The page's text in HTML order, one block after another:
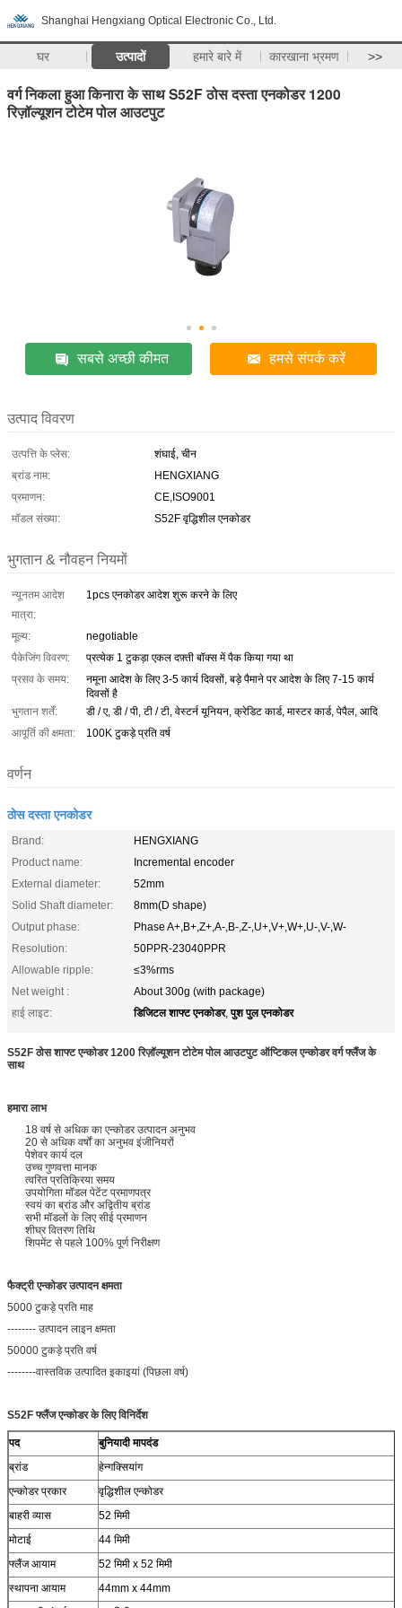
Shanghai Hengxiang Optical Electronic Co., Ltd.
घर उत्पादों हमारे बारे में कारखाना भ्रमण >>
वर्ग निकला हुआ किनारा के साथ S52F ठोस दस्ता एनकोडर 1200
रिज़ॉल्यूशन टोटेम पोल आउटपुट
सबसे अच्छी कीमत हमसे संपर्क करें
उत्पाद विवरण
उत्पत्ति के प्लेस:
शंघाई, चीन
ब्रांड नाम:
HENGXIANG
प्रमाणन:
CE,ISO9001
मॉडल संख्या:
S52F वृद्धिशील एनकोडर
भुगतान & नौवहन नियमों
न्यूनतम आदेश
मात्रा:
1pcs एनकोडर आदेश शुरू करने के लिए
मूल्य:
negotiable
पैकेजिंग विवरण:
प्रत्येक 1 टुकड़ा एकल दफ़्ती बॉक्स में पैक किया गया था
प्रसव के समय:
नमूना आदेश के लिए 3-5 कार्य दिवसों, बड़े पैमाने पर आदेश के लिए 7-15 कार्य
दिवसों है
भुगतान शर्तें:
डी / ए, डी / पी, टी / टी, वेस्टर्न यूनियन, क्रेडिट कार्ड, मास्टर कार्ड, पेपैल, आदि
आपूर्ति की क्षमता:
100K टुकड़े प्रति वर्ष
वर्णन
ठोस दस्ता एनकोडर
Brand:
HENGXIANG
Product name:
Incremental encoder
External diameter:
52mm
Solid Shaft diameter:
8mm(D shape)
Output phase:
Phase A+,B+,Z+,A-,B-,Z-,U+,V+,W+,U-,V-,W-
Resolution:
50PPR-23040PPR
Allowable ripple:
≤3%rms
Net weight :
About 300g (with package)
हाई लाइट:
डिजिटल शाफ्ट एनकोडर,पुश पुल एनकोडर
S52F ठोस शाफ्ट एन्कोडर 1200 रिज़ॉल्यूशन टोटेम पोल आउटपुट ऑप्टिकल एन्कोडर वर्ग फ्लैंज के
साथ
हमारा लाभ
18 वर्ष से अधिक का एन्कोडर उत्पादन अनुभव
20 से अधिक वर्षों का अनुभव इंजीनियरों
पेशेवर कार्य दल
उच्च गुणवत्ता मानक
त्वरित प्रतिक्रिया समय
उपयोगिता मॉडल पेटेंट प्रमाणपत्र
स्वयं का ब्रांड और अद्वितीय ब्रांड
सभी मॉडलों के लिए सीई प्रमाणन
शीघ्र वितरण तिथि
शिपमेंट से पहले 100% पूर्ण निरीक्षण
फैक्ट्री एन्कोडर उत्पादन क्षमता
5000 टुकड़े प्रति माह
-------- उत्पादन लाइन क्षमता
50000 टुकड़े प्रति वर्ष
--------वास्तविक उत्पादित इकाइयां (पिछला वर्ष)
S52F फ्लैंज एन्कोडर के लिए विनिर्देश
पद
बुनियादी मापदंड
ब्रांड
हेन्गक्सियांग
एन्कोडर प्रकार
वृद्धिशील एन्कोडर
बाहरी व्यास
52 मिमी
मोटाई
44 मिमी
फ्लैंज आयाम
52 मिमी x 52 मिमी
स्थापना आयाम
44mm x 44mm